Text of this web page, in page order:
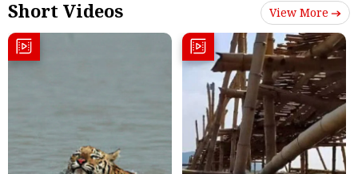
Short Videos View More